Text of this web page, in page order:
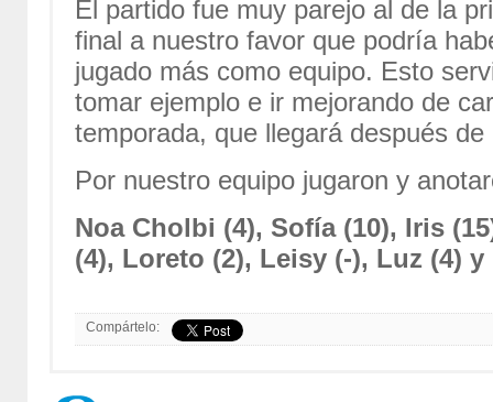
El partido fue muy parejo al de la
final a nuestro favor que podría
jugado más como equipo. Esto
tomar ejemplo e ir mejorando de
temporada, que llegará después de
Por nuestro equipo jugaron y
Noa Cholbi (4), Sofía (10), Iris
(4), Loreto (2), Leisy (-), Luz (4) y
Compártelo: